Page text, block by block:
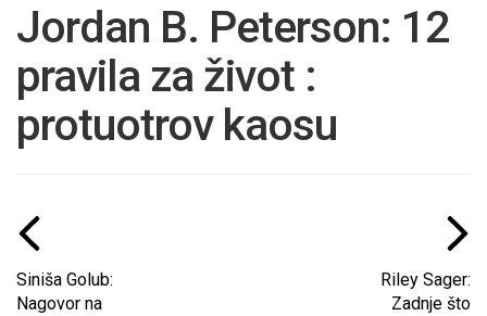
Jordan B. Peterson: 12
pravila za život :
protuotrov kaosu
Siniša Golub:
Nagovor na
Riley Sager:
Zadnje što